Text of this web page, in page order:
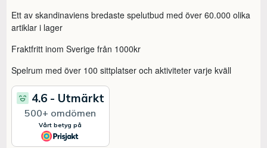
Ett av skandinaviens bredaste spelutbud med över 60.000 olika
artiklar i lager
Fraktfritt inom Sverige från 1000kr
Spelrum med över 100 sittplatser och aktiviteter varje kväll